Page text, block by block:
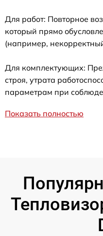
Для работ: Повторное
который прямо
(например,
Для комплектующих:
строя, утрата
параметрам при
Показать полностью